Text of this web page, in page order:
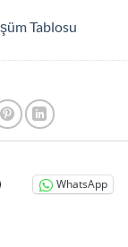
Tablosu
WhatsApp